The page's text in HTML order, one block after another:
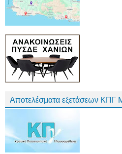
Αποτελέσματα εξετάσεων ΚΠΓ